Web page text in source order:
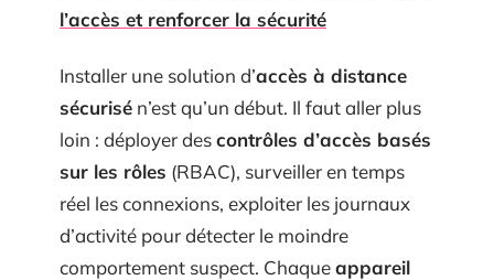
l’accès et renforcer la sécurité
Installer une solution d’accès à distance
sécurisé n’est qu’un début. Il faut aller plus
loin : déployer descontrôles d’accès basés
sur les rôles (RBAC), surveiller en temps
réel les connexions, exploiter les journaux
d’activité pour détecter le moindre
comportement suspect. Chaqueappareil